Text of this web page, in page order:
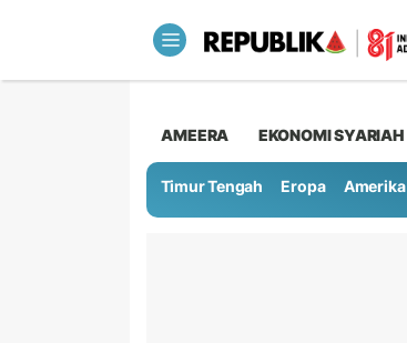
AMEERA EKONOMI SYARIAH
Timur Tengah Eropa Amerika